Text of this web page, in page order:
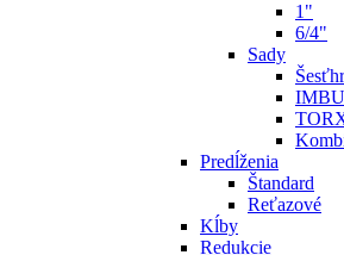
1"
6/4"
Sady
Predĺženia
Štandard
Reťazové
Kĺby
Redukcie